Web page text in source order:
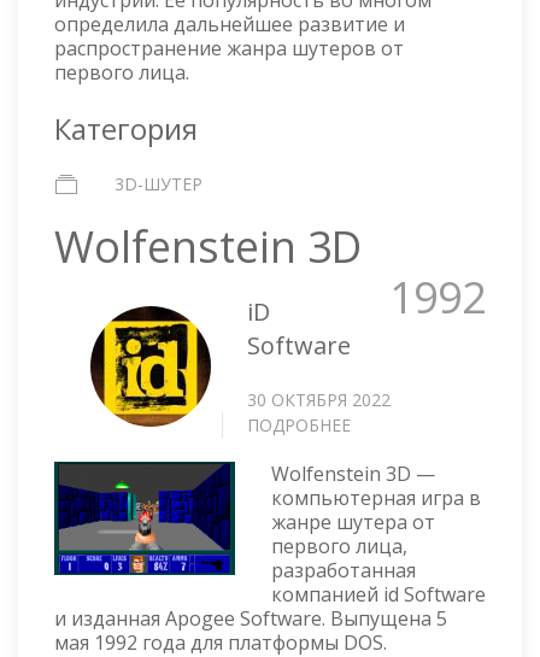
определила дальнейшее развитие и
распространение жанра шутеров от
первого лица.
Категория
3D-ШУТЕР
Wolfenstein 3D
1992
iD
Software
30 ОКТЯБРЯ 2022
ПОДРОБНЕЕ
3D
Wolfenstein 3D —
компьютерная игра в
жанре шутера от
первого лица,
разработанная
компанией id Software
и изданная Apogee Software. Выпущена 5
мая 1992 года для платформы DOS.